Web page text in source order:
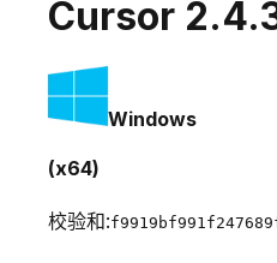
Cursor
Windows
(x64)
校验和: